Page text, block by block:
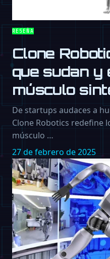
RESEÑA
Clone
que sudan y
músculo
De startups audaces a
Clone Robotics redefine
músculo …
27 de febrero de 2025